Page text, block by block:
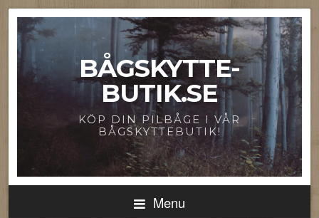
BÅGSKYTTE-
BUTIK.SE
KÖP DIN PILBÅGE I VÅR
BÅGSKYTTEBUTIK!
Menu